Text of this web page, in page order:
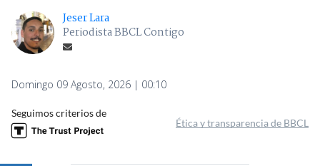
Jeser Lara
Periodista BBCL Contigo
Domingo 09 Agosto, 2026 | 00:10
Seguimos criterios de
Ética y transparencia de BBCL